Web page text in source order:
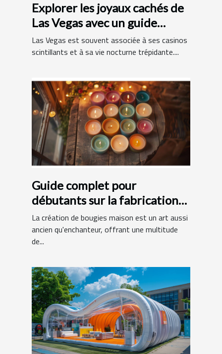
Explorer les joyaux cachés de
Las Vegas avec un guide
francophone
Las Vegas est souvent associée à ses casinos
scintillants et à sa vie nocturne trépidante....
Guide complet pour
débutants sur la fabrication
de bougies maison
La création de bougies maison est un art aussi
ancien qu'enchanteur, offrant une multitude
de...